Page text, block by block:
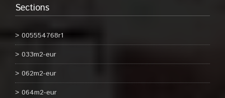
Sections
005554768r1
033m2-eur
062m2-eur
064m2-eur